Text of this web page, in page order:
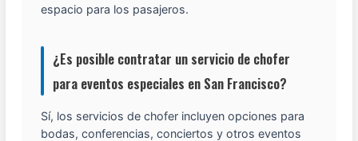
espacio para los pasajeros.
¿Es posible contratar un servicio de chofer
para eventos especiales en San Francisco?
Sí, los servicios de chofer incluyen opciones para
bodas, conferencias, conciertos y otros eventos